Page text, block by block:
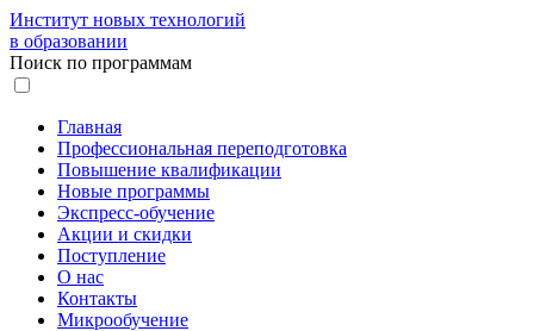
Институт новых технологий
в образовании
Поиск по программам
Главная
Профессиональная переподготовка
Повышение квалификации
Новые программы
Экспресс-обучение
Акции и скидки
Поступление
О нас
Контакты
Микрообучение